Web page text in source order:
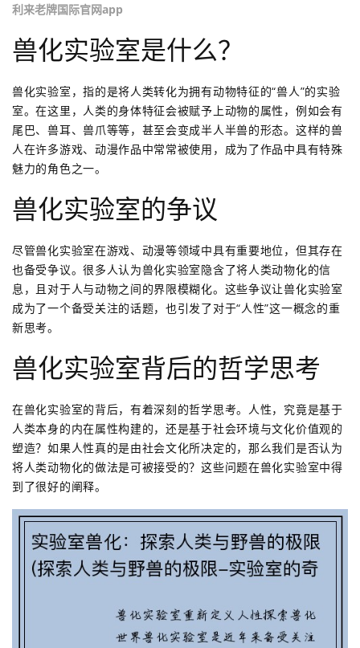
利来老牌国际官网app
兽化实验室是什么？
兽化实验室，指的是将人类转化为拥有动物特征的“兽人”的实验
室。在这里，人类的身体特征会被赋予上动物的属性，例如会有
尾巴、兽耳、兽爪等等，甚至会变成半人半兽的形态。这样的兽
人在许多游戏、动漫作品中常常被使用，成为了作品中具有特殊
魅力的角色之一。
兽化实验室的争议
尽管兽化实验室在游戏、动漫等领域中具有重要地位，但其存在
也备受争议。很多人认为兽化实验室隐含了将人类动物化的信
息，且对于人与动物之间的界限模糊化。这些争议让兽化实验室
成为了一个备受关注的话题，也引发了对于“人性”这一概念的重
新思考。
兽化实验室背后的哲学思考
在兽化实验室的背后，有着深刻的哲学思考。人性，究竟是基于
人类本身的内在属性构建的，还是基于社会环境与文化价值观的
塑造？如果人性真的是由社会文化所决定的，那么我们是否认为
将人类动物化的做法是可被接受的？这些问题在兽化实验室中得
到了很好的阐释。